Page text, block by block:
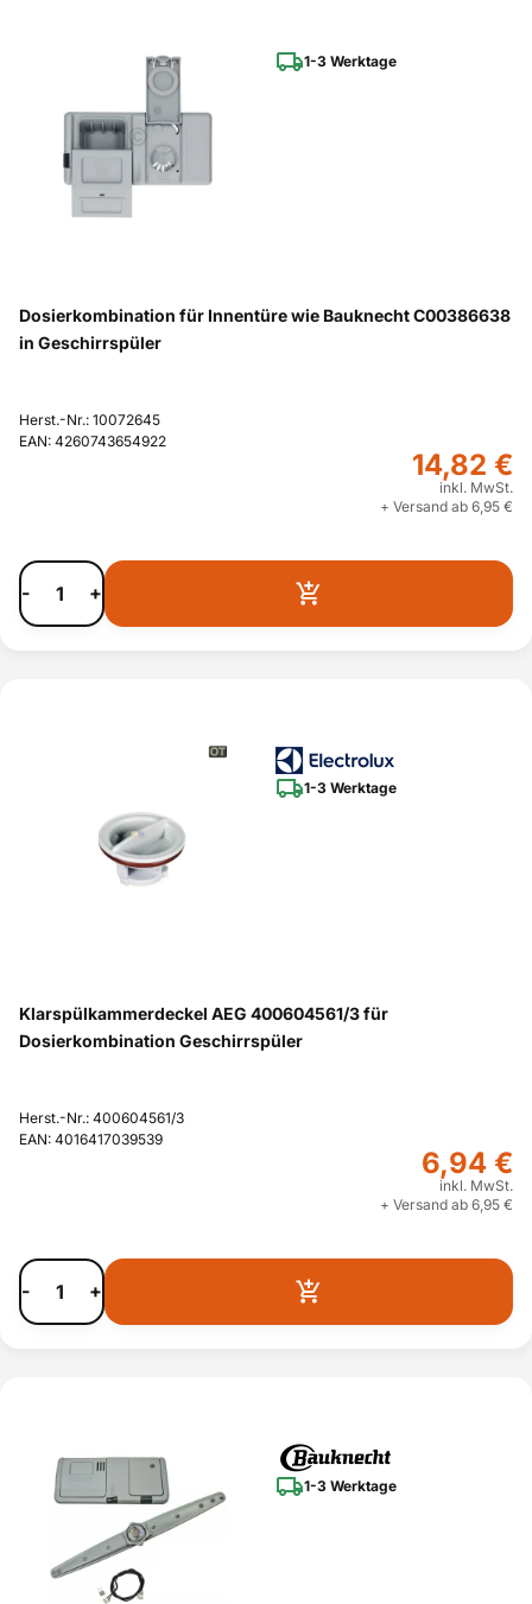
1-3 Werktage
Dosierkombination für Innentüre wie Bauknecht C00386638
in Geschirrspüler
Herst.-Nr.: 10072645
EAN: 4260743654922
14,82 €
inkl. MwSt.
+ Versand ab 6,95 €
- +
1-3 Werktage
Klarspülkammerdeckel AEG 400604561/3 für
Dosierkombination Geschirrspüler
Herst.-Nr.: 400604561/3
EAN: 4016417039539
6,94 €
inkl. MwSt.
+ Versand ab 6,95 €
- +
1-3 Werktage